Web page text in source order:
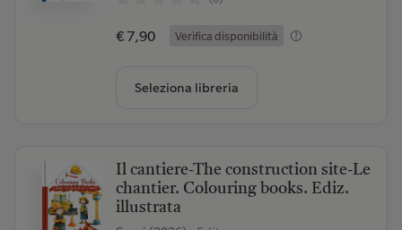
€ 7,90 Verifica disponibilità
Seleziona libreria
Il cantiere-The construction site-Le
chantier. Colouring books. Ediz.
illustrata